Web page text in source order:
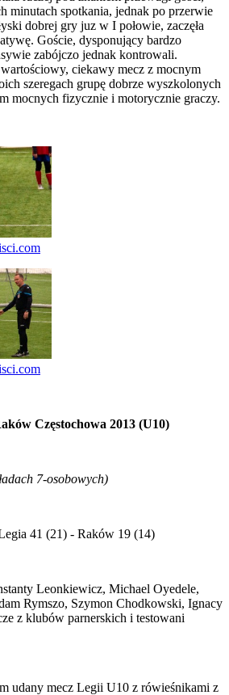
minutach spotkania, jednak po przerwie
dobrej gry juz w I połowie, zaczęła
Goście, dysponujący bardzo
zabójczo jednak kontrowali.
ciekawy mecz z mocnym
szeregach grupę dobrze wyszkolonych
mocnych fizycznie i motorycznie graczy.
Częstochowa 2013 (U10)
7-osobowych)
41 (21) - Raków 19 (14)
Leonkiewicz, Michael Oyedele,
Rymszo, Szymon Chodkowski, Ignacy
z klubów parnerskich i testowani
udany mecz Legii U10 z rówieśnikami z